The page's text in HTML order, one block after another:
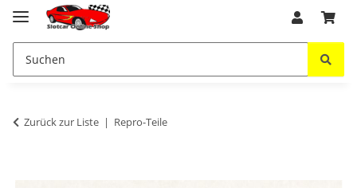
Zurück zur Liste Repro-Teile